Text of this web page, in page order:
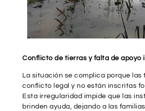
Conflicto de tierras y falta de apoyo
La situación se complica porque las
conflicto legal y no están inscritas
Esta irregularidad impide que las
brinden ayuda, dejando a las